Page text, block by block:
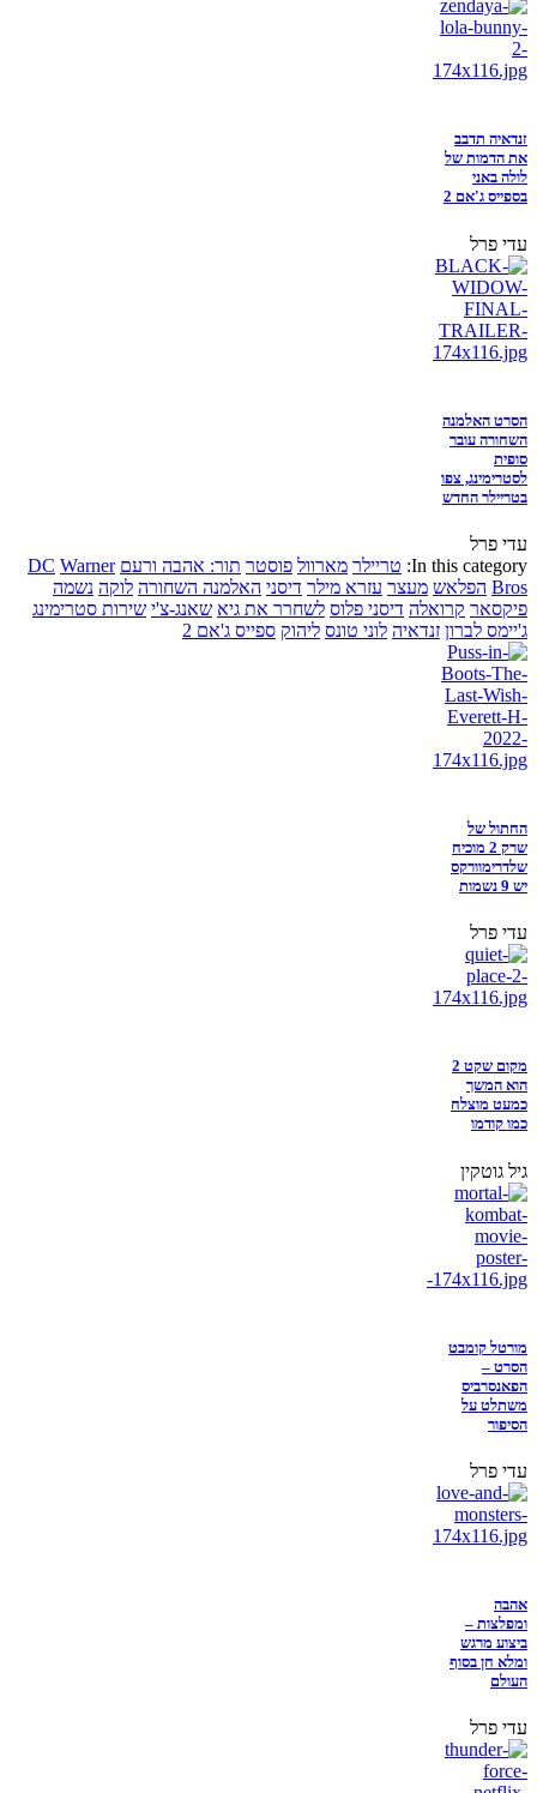
זנדאיה תדבב
את הדמות של
לולה באני
בספייס ג'אם 2
עדי פרל
הסרט האלמנה
השחורה עובר
סופית
לסטרימינג, צפו
בטריילר החדש
עדי פרל
In this category: טריילר מארוול פוסטר תור: אהבה ורעם DC Warner
Bros הפלאש מעצר עזרא מילר דיסני האלמנה השחורה לוקה נשמה
פיקסאר קרואלה דיסני פלוס לשחרר את גיא שאנג-צ'י שירות סטרימינג
ג'יימס לברון זנדאיה לוני טונס ליהוק ספייס ג'אם 2
החתול של
שרק 2 מוכיח
שלדרימוורקס
יש 9 נשמות
עדי פרל
מקום שקט 2
הוא המשך
כמעט מוצלח
כמו קודמו
גיל גוטקין
מורטל קומבט
הסרט –
הפאנסרביס
משתלט על
הסיפור
עדי פרל
אהבה
ומפלצות –
ביצוע מרגש
ומלא חן בסוף
העולם
עדי פרל